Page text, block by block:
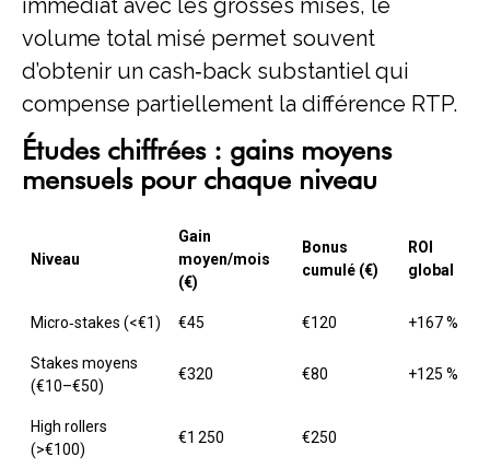
immédiat avec les grosses mises, le
volume total misé permet souvent
d’obtenir un cash‑back substantiel qui
compense partiellement la différence RTP.
Études chiffrées : gains moyens
mensuels pour chaque niveau
Niveau
Gain
moyen/mois
(€)
Bonus
cumulé (€)
ROI
global
Micro‑stakes (<€1) €45 €120 +167 %
Stakes moyens
(€10–€50)
€320 €80 +125 %
High rollers
(>€100)
€1 250 €250